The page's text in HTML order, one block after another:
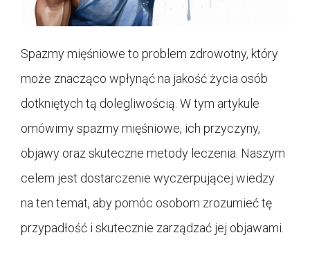
Spazmy mięśniowe to problem zdrowotny, który
może znacząco wpłynąć na jakość życia osób
dotkniętych tą dolegliwością. W tym artykule
omówimy spazmy mięśniowe, ich przyczyny,
objawy oraz skuteczne metody leczenia. Naszym
celem jest dostarczenie wyczerpującej wiedzy
na ten temat, aby pomóc osobom zrozumieć tę
przypadłość i skutecznie zarządzać jej objawami.